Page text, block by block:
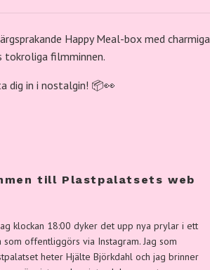
HappyMeal-box med charmiga
tokroliga filmminnen.
dig in i nostalgin! 📦👀
till Plastpalatsets web
klockan 18:00 dyker det upp nya prylar i ett
som offentliggörs via Instagram. Jag som
heter Hjälte Björkdahl och jag brinner